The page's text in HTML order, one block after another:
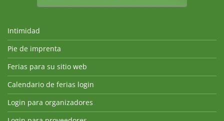
Intimidad
Pie de imprenta
Ferias para su sitio web
Calendario de ferias login
Login para organizadores